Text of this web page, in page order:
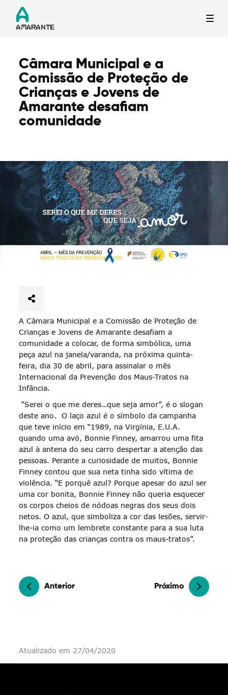
Termo de Pesquisa
Filtros
Câmara Municipal e a
Comissão de Proteção de
Crianças e Jovens de
Amarante desafiam
comunidade
A Câmara Municipal e a Comissão de Proteção de
Crianças e Jovens de Amarante desafiam a
comunidade a colocar, de forma simbólica, uma
peça azul na janela/varanda, na próxima quinta-
feira, dia 30 de abril, para assinalar o mês
Internacional da Prevenção dos Maus-Tratos na
Infância.
“Serei o que me deres…que seja amor”, é o slogan
deste ano. O laço azul é o símbolo da campanha
que teve início em “1989, na Virgínia, E.U.A.
quando uma avó, Bonnie Finney, amarrou uma fita
azul à antena do seu carro despertar a atenção das
pessoas. Perante a curiosidade de muitos, Bonnie
Finney contou que sua neta tinha sido vítima de
violência. “E porquê azul? Porque apesar do azul ser
uma cor bonita, Bonnie Finney não queria esquecer
os corpos cheios de nódoas negras dos seus dois
netos. O azul, que simboliza a cor das lesões, servir-
lhe-ia como um lembrete constante para a sua luta
na proteção das crianças contra os maus-tratos”.
Anterior Próximo
Atualizado em 27/04/2020